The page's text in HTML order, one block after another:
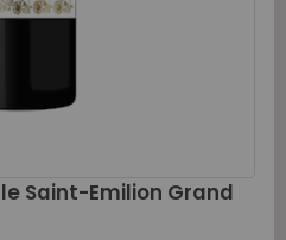
Saint-Emilion Grand